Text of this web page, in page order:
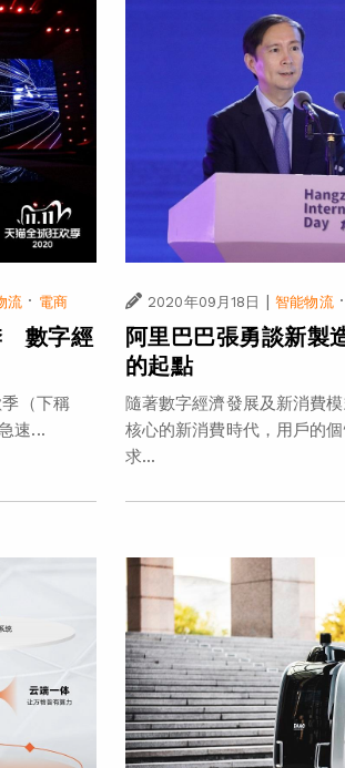
流 · 電商
數字經
（下稱
速...
2020年09月18日 | 智能物流
阿里巴巴張勇談新製
的起點
隨著數字經濟發展及新消費
核心的新消費時代，用戶的
求...